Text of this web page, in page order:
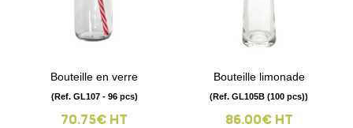
Bouteille en verre
(Ref. GL107 - 96 pcs)
70.75€ HT
Bouteille limonade
(Ref. GL105B (100 pcs))
86.00€ HT